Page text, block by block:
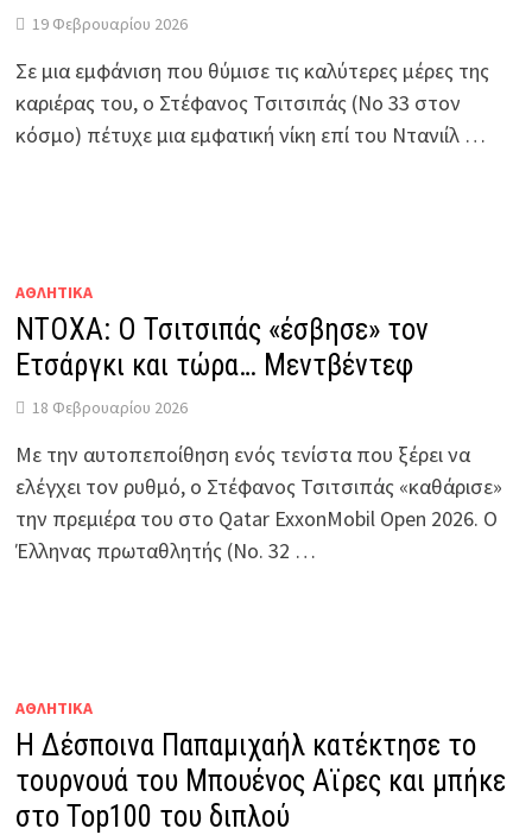
19 Φεβρουαρίου 2026
Σε μια εμφάνιση που θύμισε τις καλύτερες μέρες της
καριέρας του, ο Στέφανος Τσιτσιπάς (Νο 33 στον
κόσμο) πέτυχε μια εμφατική νίκη επί του Ντανιίλ …
ΑΘΛΗΤΙΚΑ
ΝΤΟΧΑ: Ο Τσιτσιπάς «έσβησε» τον
Ετσάργκι και τώρα… Μεντβέντεφ
18 Φεβρουαρίου 2026
Με την αυτοπεποίθηση ενός τενίστα που ξέρει να
ελέγχει τον ρυθμό, ο Στέφανος Τσιτσιπάς «καθάρισε»
την πρεμιέρα του στο Qatar ExxonMobil Open 2026. Ο
Έλληνας πρωταθλητής (Νο. 32 …
ΑΘΛΗΤΙΚΑ
Η Δέσποινα Παπαμιχαήλ κατέκτησε το
τουρνουά του Μπουένος Αϊρες και μπήκε
στο Top100 του διπλού